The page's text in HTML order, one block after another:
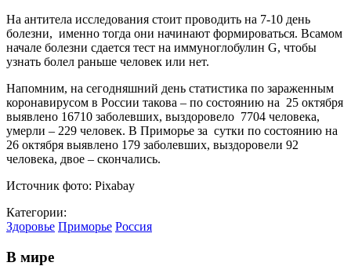
На антитела исследования стоит проводить на 7-10 день
болезни, именно тогда они начинают формироваться. Всамом
начале болезни сдается тест на иммуноглобулин G, чтобы
узнать болел раньше человек или нет.
Напомним, на сегодняшний день статистика по зараженным
коронавирусом в России такова – по состоянию на 25 октября
выявлено 16710 заболевших, выздоровело 7704 человека,
умерли – 229 человек. В Приморье за сутки по состоянию на
26 октября выявлено 179 заболевших, выздоровели 92
человека, двое – скончались.
Источник фото: Pixabay
Категории:
Здоровье Приморье Россия
В мире